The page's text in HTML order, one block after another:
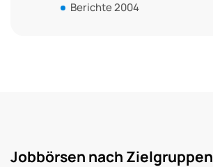
Berichte 2004
Jobbörsen nach Zielgruppen